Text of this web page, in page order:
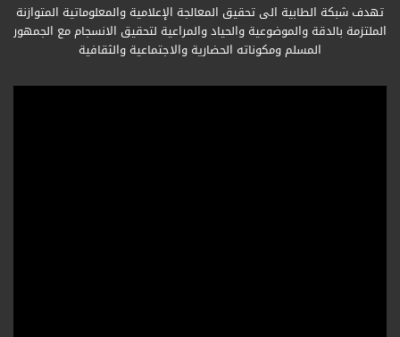
تهدف شبكة الطابية الى تحقيق المعالجة الإعلامية والمعلوماتية المتوازنة
الملتزمة بالدقة والموضوعية والحياد والمراعية لتحقيق الانسجام مع الجمهور
المسلم ومكوناته الحضارية والاجتماعية والثقافية